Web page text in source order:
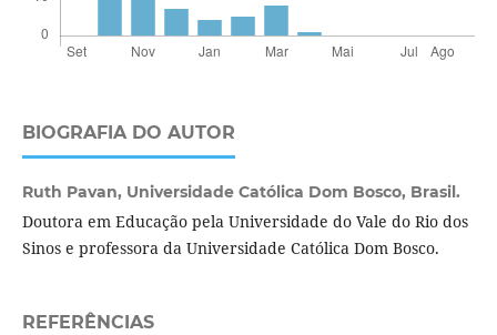
BIOGRAFIA DO AUTOR
Ruth Pavan, Universidade Católica Dom Bosco, Brasil.
Doutora em Educação pela Universidade do Vale do Rio dos
Sinos e professora da Universidade Católica Dom Bosco.
REFERÊNCIAS